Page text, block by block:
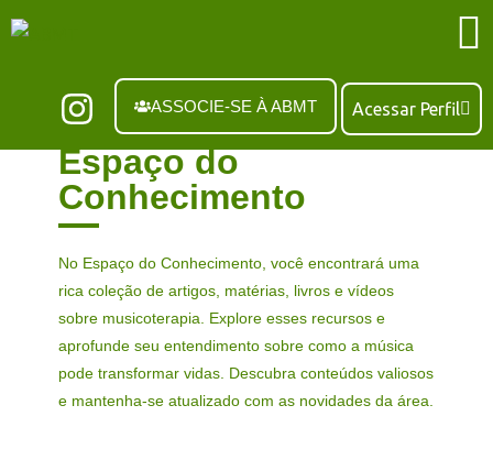
ASSOCIE-SE À ABMT Acessar Perfil
Espaço do
Conhecimento
No Espaço do Conhecimento, você encontrará uma
rica coleção de artigos, matérias, livros e vídeos
sobre musicoterapia. Explore esses recursos e
aprofunde seu entendimento sobre como a música
pode transformar vidas. Descubra conteúdos valiosos
e mantenha-se atualizado com as novidades da área.